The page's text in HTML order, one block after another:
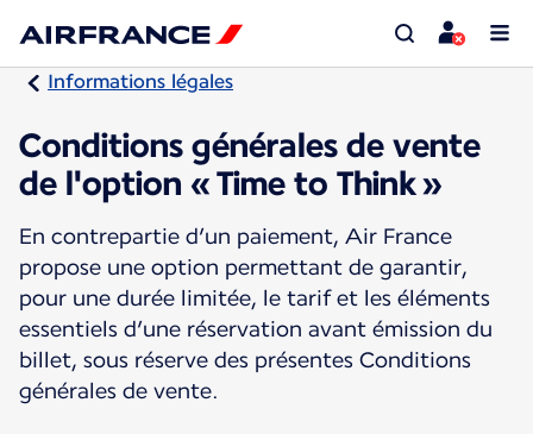
Informations légales
Conditions générales de vente
de l'option « Time to Think »
En contrepartie d’un paiement, Air France
propose une option permettant de garantir,
pour une durée limitée, le tarif et les éléments
essentiels d’une réservation avant émission du
billet, sous réserve des présentes Conditions
générales de vente.